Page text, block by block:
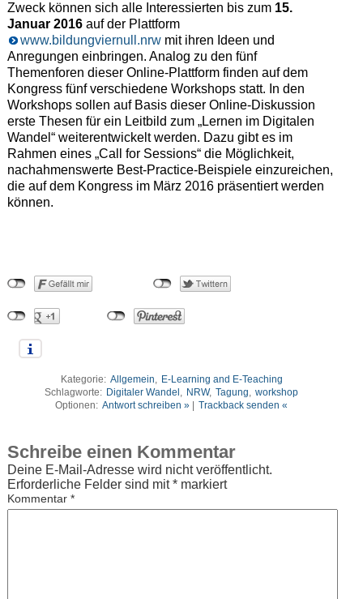
Zweck können sich alle Interessierten bis zum 15.
Januar 2016auf der Plattform
www.bildungviernull.nrwmit ihren Ideen und
Anregungen einbringen. Analog zu den fünf
Themenforen dieser Online-Plattform finden auf dem
Kongress fünf verschiedene Workshops statt. In den
Workshops sollen auf Basis dieser Online-Diskussion
erste Thesen für ein Leitbild zum „Lernen im Digitalen
Wandel“ weiterentwickelt werden. Dazu gibt es im
Rahmen eines „Call for Sessions“ die Möglichkeit,
nachahmenswerte Best-Practice-Beispiele einzureichen,
die auf dem Kongress im März 2016 präsentiert werden
können.
Kategorie: Allgemein, E-Learning and E-Teaching
Schlagworte: Digitaler Wandel , NRW, Tagung, workshop
Optionen: Antwort schreiben » Trackback senden «
Schreibe einen Kommentar
Deine E-Mail-Adresse wird nicht veröffentlicht.
Erforderliche Felder sind mit*markiert
Kommentar *